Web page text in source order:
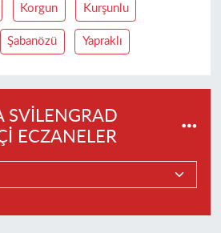
Korgun Kurşunlu
Şabanözü Yapraklı
SVILENGRAD
ECZANELER